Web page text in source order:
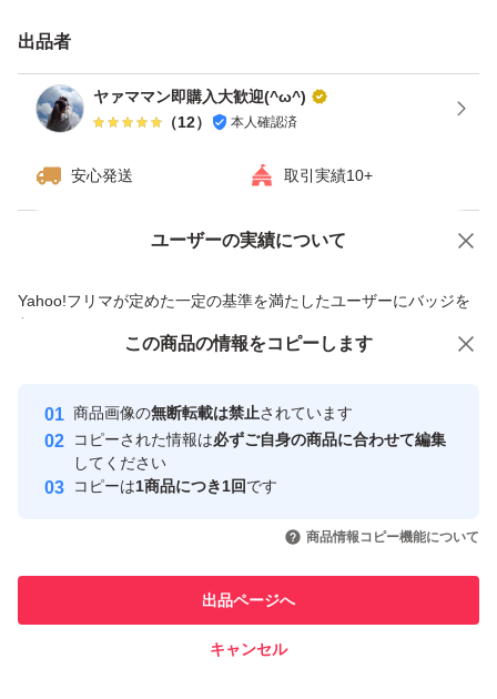
出品者
ヤァママン即購入大歓迎(^ω^)
（12） 本人確認済
安心発送 取引実績10+
ユーザーの実績について
Yahoo!フリマが定めた一定の基準を満たしたユーザーにバッジを
付与しています
安心取引出品者
心・安全なユーザーです
取引実績
引を完了させた実績があります
での取引実績があります
価格の相談 商品への質問
この商品の情報をコピーします
商品画像の無断転載は禁止されています
コピーされた情報は必ずご自身の商品に合わせて編集
してください
コピーは1商品につき1回です
商品情報コピー機能について
出品ページへ
キャンセル
この商品をみている人にオススメ